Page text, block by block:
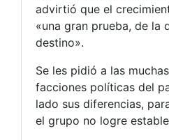
advirtió que el
«una gran prueba, de la
destino».
Se les pidió a las
facciones políticas del
lado sus diferencias,
el grupo no logre